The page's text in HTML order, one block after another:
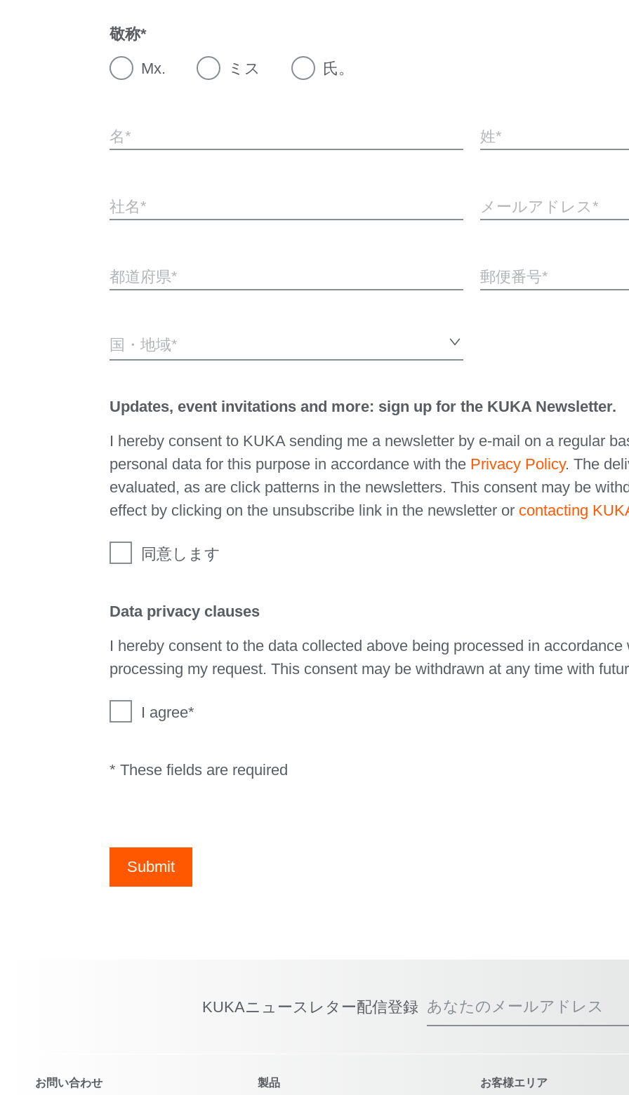
敬称
Mx.
ミス 氏。
名 姓
社名 メールアドレス
都道府県 郵便番号
国・地域*
Updates, event invitations and more: sign up for the KUKA Newsletter.
I hereby consent to KUKA sending me a newsletter by e-mail on a regular
personal data for this purpose in accordance with the Privacy Policy. The
evaluated, as are click patterns in the newsletters. This consent may be
effect by clicking on the unsubscribe link in the newsletter or contacting
同意します
Data privacy clauses
I hereby consent to the data collected above being processed in
processing my request. This consent may be withdrawn at any time with
I agree
* These fields are required
Submit
KUKAニュースレター配信登録 あなたのメールアドレス
お問い合わせ 製品 お客様エリア